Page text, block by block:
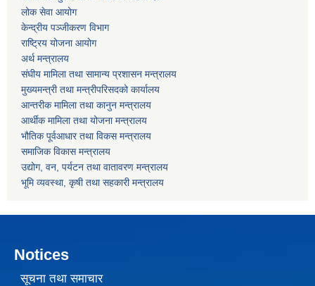
लोक सेवा आयोग
केन्द्रीय पञ्जीकरण विभाग
राष्ट्रिय योजना आयोग
अर्थ मन्त्रालय
संघीय मामिला तथा सामान्य प्रशासन मन्त्रालय
मुख्यमन्त्री तथा मन्त्रीपरिसदको कार्यालय
आन्तरीक मामिला तथा कानुन मन्त्रालय
आर्थीक मामिला तथा योजना मन्त्रालय
भौतिक पूर्वआधार तथा विकस मन्त्रालय
समाजिक विकास मन्त्रालय
उद्योग, वन, पर्यटन तथा वातावरण मन्त्रालय
भूमि व्यवस्था, कृषी तथा सहकारी मन्त्रालय
Notices
सूचना तथा समाचार